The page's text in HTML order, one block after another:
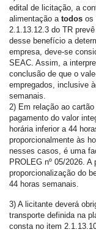
edital de licitação, a
alimentação a todos os
2.1.13.12.3 do TR
desse benefício a
empresa, deve-se
SEAC. Assim, a
conclusão de que o
empregados, inclusive
semanais.
2) Em relação ao
pagamento do valor
horária inferior a 44
proporcionalmente às
nesses casos, é uma
PROLEG nº 05/2026.
proporcionalização do
44 horas semanais.
3) A licitante deverá
transporte definida na
consta no item